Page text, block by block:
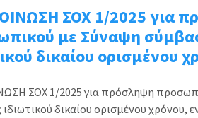
ΣΟΧ 1/2025 για
με Σύναψη
δικαίου ορισμένου
ΣΟΧ 1/2025 για πρόσληψη
ιδιωτικού δικαίου ορισμένου χρόνου,